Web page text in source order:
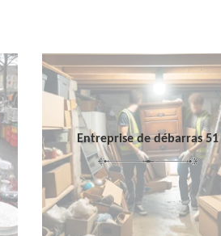
Entreprise de débarras 51